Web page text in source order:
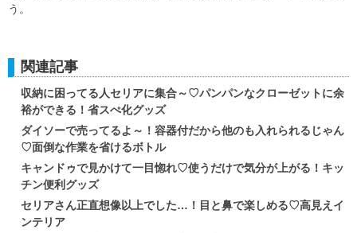
う。
関連記事
収納に困ってる人セリアに集合～♡パンパンなクローゼットに余
裕ができる！省スぺ化グッズ
ダイソーで売ってるよ～！容器付だから他のも入れられるじゃん
♡面倒な作業を省けるボトル
キャンドゥで見かけて一目惚れ♡使うだけで気分が上がる！キッ
チン便利グッズ
セリアさん正直想像以上でした…！目と鼻で楽しめる♡高見えイ
ンテリア